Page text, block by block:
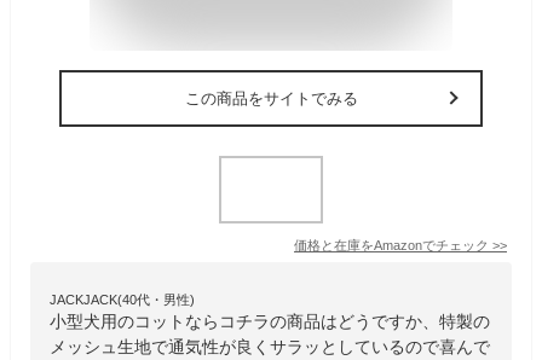
この商品をサイトでみる
価格と在庫をAmazonでチェック >>
JACKJACK(40代・男性)
小型犬用のコットならコチラの商品はどうですか、特製の
メッシュ生地で通気性が良くサラッとしているので喜んで